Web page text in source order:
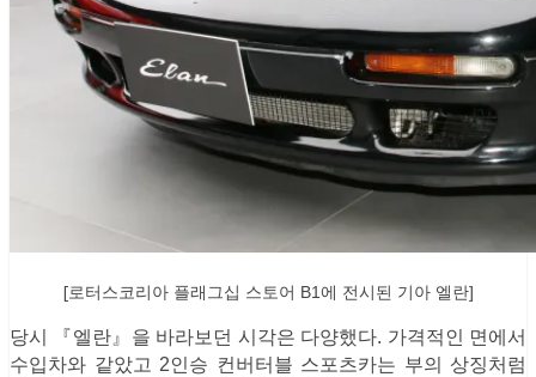
[로터스코리아 플래그십 스토어 B1에 전시된 기아 엘란]
당시 『엘란』을 바라보던 시각은 다양했다. 가격적인 면에서
수입차와 같았고 2인승 컨버터블 스포츠카는 부의 상징처럼